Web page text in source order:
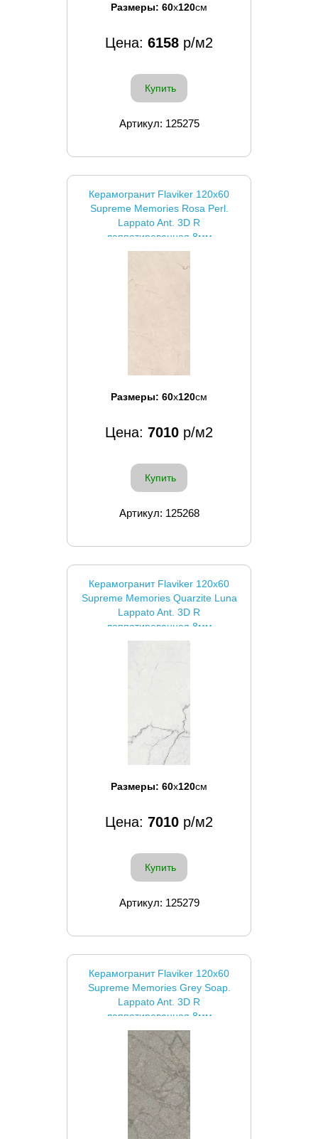
Размеры: 60x120см
Цена: 6158 р/м2
Купить
Артикул: 125275
Керамогранит Flaviker 120x60
Supreme Memories Rosa Perl.
Lappato Ant. 3D R
лаппатированная 8мм
Размеры: 60x120см
Цена: 7010 р/м2
Купить
Артикул: 125268
Керамогранит Flaviker 120x60
Supreme Memories Quarzite Luna
Lappato Ant. 3D R
лаппатированная 8мм
Размеры: 60x120см
Цена: 7010 р/м2
Купить
Артикул: 125279
Керамогранит Flaviker 120x60
Supreme Memories Grey Soap.
Lappato Ant. 3D R
лаппатированная 8мм